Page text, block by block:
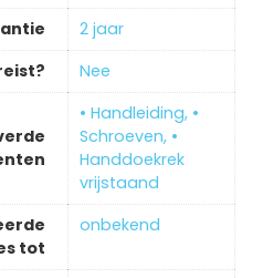
‎2 jaar
‎Nee
‎• Handleiding, •
Schroeven, •
Handdoekrek
vrijstaand
tot
‎onbekend